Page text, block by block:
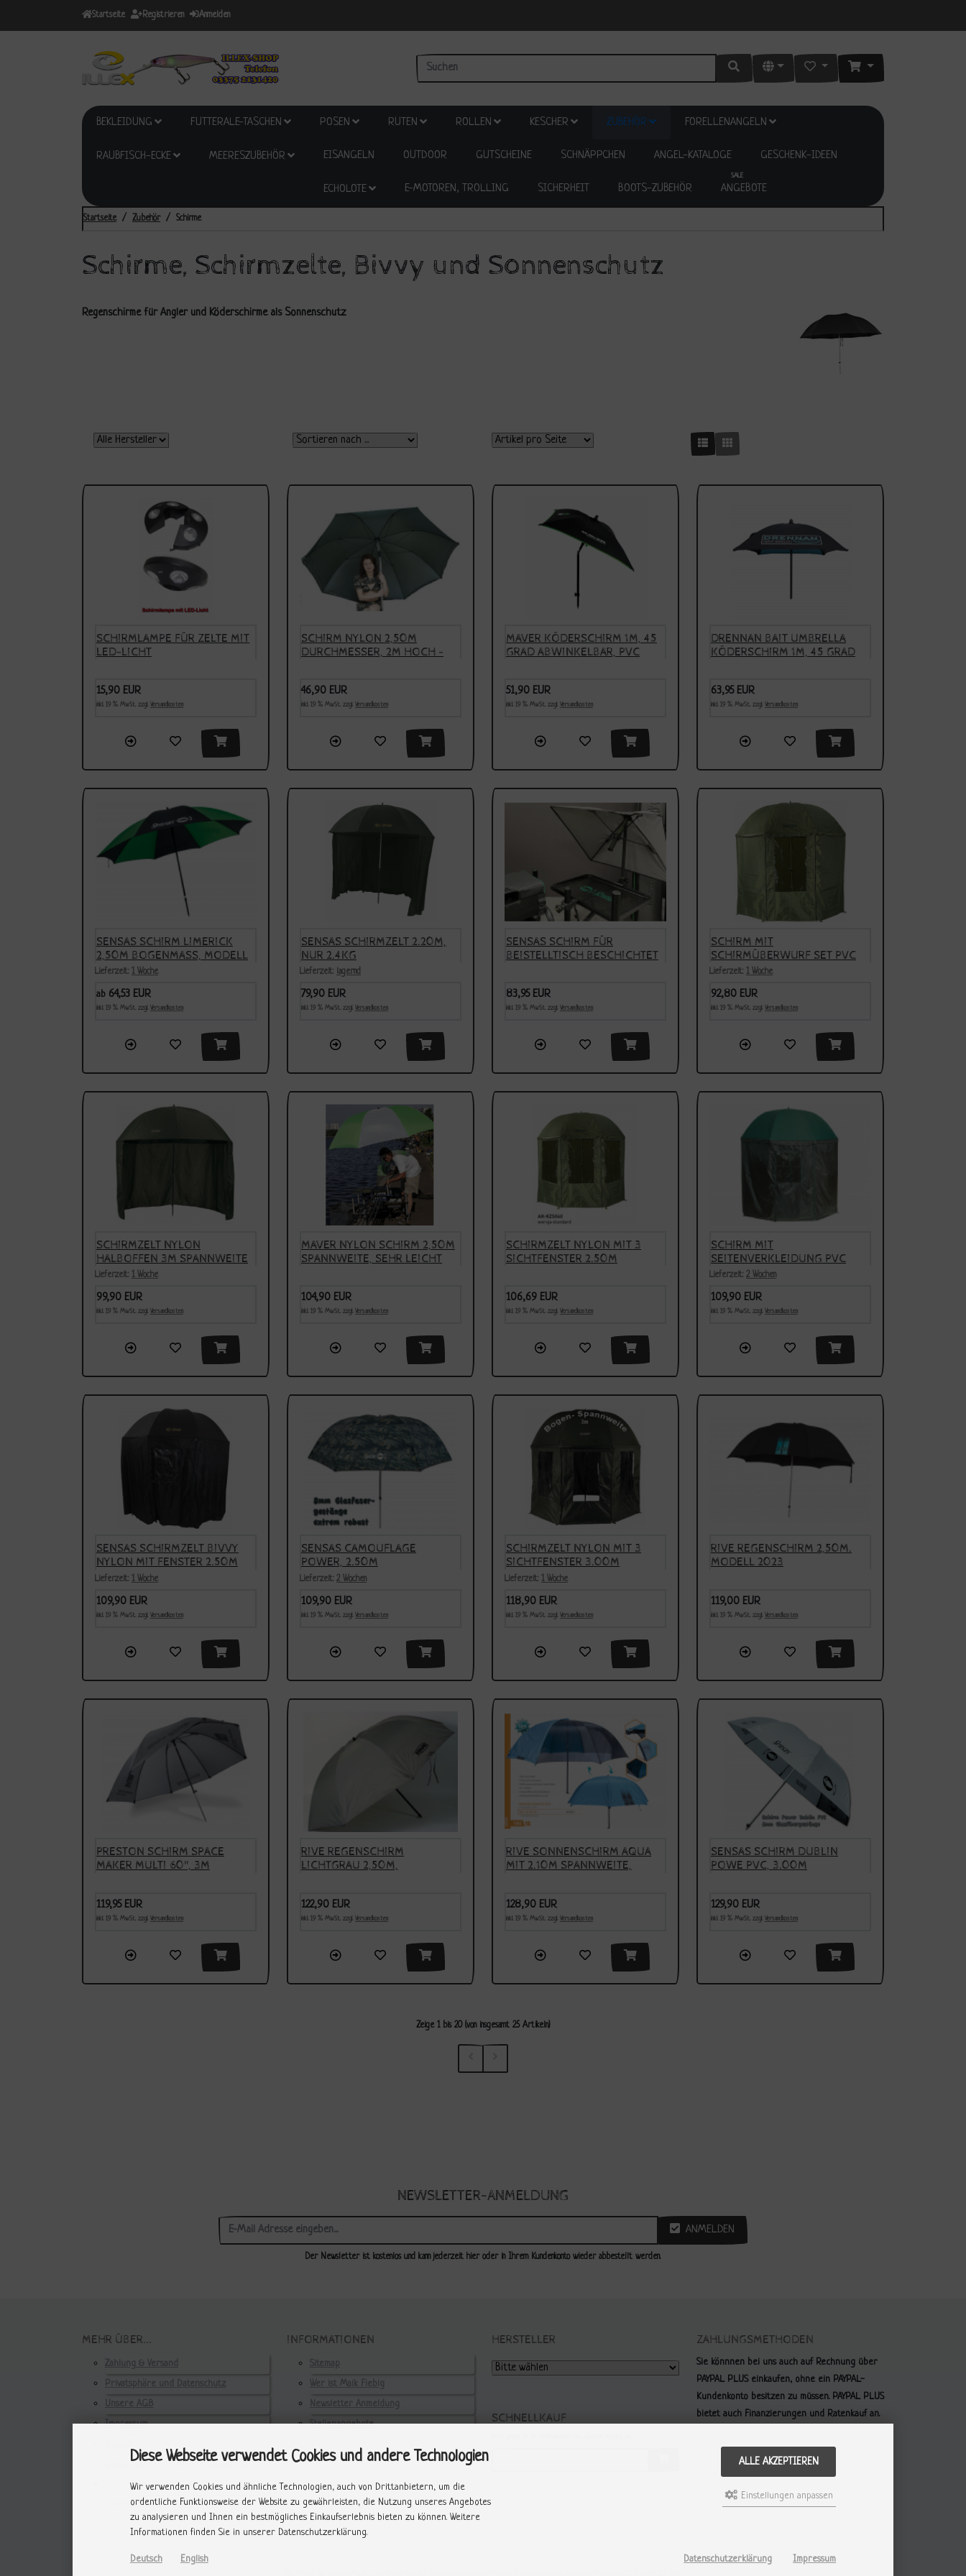
Startseite Registrieren Anmelden
BEKLEIDUNG FUTTERALE-TASCHEN POSEN RUTEN ROLLEN KESCHER ZUBEHÖR FORELLENANGELN
RAUBFISCH-ECKE MEERESZUBEHÖR EISANGELN OUTDOOR GUTSCHEINE SCHNÄPPCHEN ANGEL-KATALOGE GESCHENK-IDEEN
ECHOLOTE E-MOTOREN, TROLLING SICHERHEIT BOOTS-ZUBEHÖR ANGEBOTE
SALE
Startseite Zubehör Schirme
Schirme, Schirmzelte, Bivvy und Sonnenschutz
Regenschirme für Angler und Köderschirme als Sonnenschutz
SCHIRMLAMPE FÜR ZELTE MIT
LED-LICHT
15,90 EUR
inkl. 19 % MwSt. zzgl. Versandkosten
SCHIRM NYLON 2,50M
DURCHMESSER, 2M HOCH -
46,90 EUR
inkl. 19 % MwSt. zzgl. Versandkosten
MAVER KÖDERSCHIRM 1M, 45
GRAD ABWINKELBAR, PVC
51,90 EUR
inkl. 19 % MwSt. zzgl. Versandkosten
DRENNAN BAIT UMBRELLA
KÖDERSCHIRM 1M, 45 GRAD
63,95 EUR
inkl. 19 % MwSt. zzgl. Versandkosten
SENSAS SCHIRM LIMERICK
2,50M BOGENMASS, MODELL 2
021
Lieferzeit: 1 Woche
ab 64,53 EUR
inkl. 19 % MwSt. zzgl. Versandkosten
SENSAS SCHIRMZELT 2.20M,
NUR 2.4KG
Lieferzeit: lagernd
79,90 EUR
inkl. 19 % MwSt. zzgl. Versandkosten
SENSAS SCHIRM FÜR
BEISTELLTISCH BESCHICHTET
83,95 EUR
inkl. 19 % MwSt. zzgl. Versandkosten
SCHIRM MIT
SCHIRMÜBERWURF SET PVC
2,50M
Lieferzeit: 1 Woche
92,80 EUR
inkl. 19 % MwSt. zzgl. Versandkosten
SCHIRMZELT NYLON
HALBOFFEN 3M SPANNWEITE
Lieferzeit: 1 Woche
99,90 EUR
inkl. 19 % MwSt. zzgl. Versandkosten
MAVER NYLON SCHIRM 2,50M
SPANNWEITE, SEHR LEICHT
104,90 EUR
inkl. 19 % MwSt. zzgl. Versandkosten
SCHIRMZELT NYLON MIT 3
SICHTFENSTER 2.50M
106,69 EUR
inkl. 19 % MwSt. zzgl. Versandkosten
SCHIRM MIT
SEITENVERKLEIDUNG PVC
2,50M
Lieferzeit: 2 Wochen
109,90 EUR
inkl. 19 % MwSt. zzgl. Versandkosten
SENSAS SCHIRMZELT BIVVY
NYLON MIT FENSTER 2.50M
Lieferzeit: 1 Woche
109,90 EUR
inkl. 19 % MwSt. zzgl. Versandkosten
SENSAS CAMOUFLAGE
POWER, 2.50M
BOGENSPANNWEITE, 8MM
Lieferzeit: 2 Wochen
109,90 EUR
inkl. 19 % MwSt. zzgl. Versandkosten
SCHIRMZELT NYLON MIT 3
SICHTFENSTER 3.00M
BOGENSPANNWEITE
Lieferzeit: 1 Woche
118,90 EUR
inkl. 19 % MwSt. zzgl. Versandkosten
RIVE REGENSCHIRM 2,50M.
MODELL 2023
119,00 EUR
inkl. 19 % MwSt. zzgl. Versandkosten
PRESTON SCHIRM SPACE
MAKER MULTI 60", 3M
119,95 EUR
inkl. 19 % MwSt. zzgl. Versandkosten
RIVE REGENSCHIRM
LICHTGRAU 2,50M,
122,90 EUR
inkl. 19 % MwSt. zzgl. Versandkosten
RIVE SONNENSCHIRM AQUA
MIT 2.10M SPANNWEITE,
128,90 EUR
inkl. 19 % MwSt. zzgl. Versandkosten
SENSAS SCHIRM DUBLIN
POWE PVC, 3.00M
129,90 EUR
inkl. 19 % MwSt. zzgl. Versandkosten
Zeige 1bis 20(von insgesamt 25Artikeln)
NEWSLETTER-ANMELDUNG
ANMELDEN
Der Newsletter ist kostenlos und kann jederzeit hier oder in Ihrem Kundenkonto wieder abbestellt werden.
MEHR ÜBER...
Zahlung & Versand
Privatsphäre und Datenschutz
Unsere AGB
Impressum
Widerrufsrecht & Widerrufsformular
Versandkosten
Cookie Einstellungen
INFORMATIONEN
Sitemap
Wer ist Maik Fiebig
Newsletter Anmeldung
Stellenangebote
HERSTELLER
SCHNELLKAUF
ZAHLUNGSMETHODEN
Sie könnnen bei uns auch auf Rechnung über
PAYPAL PLUS einkaufen, ohne ein PAYPAL-
Kundenkonto besitzen zu müssen. PAYPAL PLUS
bietet auch Finanzierungen und Ratenkauf an.
Diese Webseite verwendet Cookies und andere Technologien
Wir verwenden Cookies und ähnliche Technologien, auch von Drittanbietern, um die
ordentliche Funktionsweise der Website zu gewährleisten, die Nutzung unseres Angebotes
zu analysieren und Ihnen ein bestmögliches Einkaufserlebnis bieten zu können. Weitere
Informationen finden Sie in unserer Datenschutzerklärung.
ALLE AKZEPTIEREN
Einstellungen anpassen
Deutsch English Datenschutzerklärung Impressum